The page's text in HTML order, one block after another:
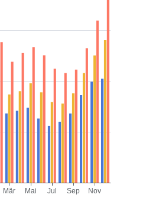
Mär Mai Jul Sep Nov